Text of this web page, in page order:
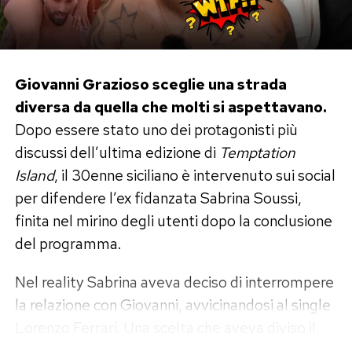
soltanto in un asciugamano nella camera
d’albergo.
Il momento più bello è con Nathan
Falco
Tra le fotografie condivise da Elisabetta
Gregoraci, quelle che hanno raccolto più
apprezzamenti sono dedicate al figlio Nathan
Falco, nato dal matrimonio con Flavio Briatore.
Mamma e figlio appaiono sorridenti durante una
serata trascorsa insieme in un locale affacciato
sul mare, tra musica, luci e atmosfera estiva.
Giovanni Grazioso sceglie una strada
diversa da quella che molti si aspettavano.
Dopo essere stato uno dei protagonisti più
discussi dell’ultima edizione di Temptation
Island, il 30enne siciliano è intervenuto sui social
per difendere l’ex fidanzata Sabrina Soussi,
finita nel mirino degli utenti dopo la conclusione
del programma.
Nel reality Sabrina aveva deciso di interrompere
la relazione con Giovanni, avvicinandosi al single